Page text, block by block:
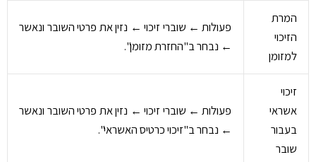
המרת
הזיכוי
למזומן
פעולות ← שוברי זיכוי ← נזין את פרטי השובר ונאשר
← נבחר ב"החזרת מזומן".
זיכוי
אשראי
בעבור
שובר
פעולות ← שוברי זיכוי ← נזין את פרטי השובר ונאשר
← נבחר ב"זיכוי כרטיס האשראי".